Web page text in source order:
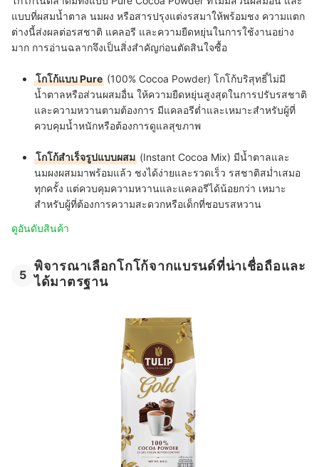
แบบที่ผสมน้ำตาล นมผง หรือสารปรุงแต่งรสมาให้พร้อมชง ความแตก
ต่างนี้ส่งผลต่อรสชาติ แคลอรี และความยืดหยุ่นในการใช้งานอย่าง
มาก การอ่านฉลากจึงเป็นสิ่งสำคัญก่อนตัดสินใจซื้อ
โกโก้แบบ Pure (100% Cocoa Powder) โกโก้บริสุทธิ์ไม่มี
น้ำตาลหรือส่วนผสมอื่น ให้ความยืดหยุ่นสูงสุดในการปรับรสชาติ
และความหวานตามต้องการ มีแคลอรีต่ำและเหมาะสำหรับผู้ที่
ควบคุมน้ำหนักหรือต้องการดูแลสุขภาพ
โกโก้สำเร็จรูปแบบผสม (Instant Cocoa Mix) มีน้ำตาลและ
นมผงผสมมาพร้อมแล้ว ชงได้ง่ายและรวดเร็ว รสชาติสม่ำเสมอ
ทุกครั้ง แต่ควบคุมความหวานและแคลอรีได้น้อยกว่า เหมาะ
สำหรับผู้ที่ต้องการความสะดวกหรือเด็กที่ชอบรสหวาน
ดูอันดับสินค้า
5
พิจารณาเลือกโกโก้จากแบรนด์ที่น่าเชื่อถือและ
ได้มาตรฐาน